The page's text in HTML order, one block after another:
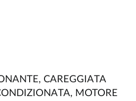
CAREGGIATA
MOTORE